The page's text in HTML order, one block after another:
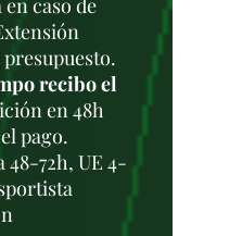
caso de
recibo el
en 48h
pago.
48-72h, UE 4-